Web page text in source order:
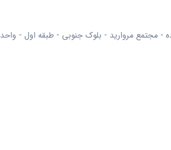
- مجتمع مروارید - بلوک جنوبی - طبقه اول - واحد 9